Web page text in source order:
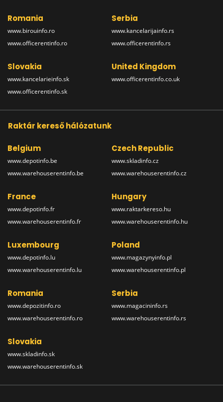
Romania
www.birouinfo.ro
www.officerentinfo.ro
Serbia
www.kancelarijainfo.rs
www.officerentinfo.rs
Slovakia
www.kancelarieinfo.sk
www.officerentinfo.sk
United Kingdom
www.officerentinfo.co.uk
Raktár kereső hálózatunk
Belgium
www.depotinfo.be
www.warehouserentinfo.be
Czech Republic
www.skladinfo.cz
www.warehouserentinfo.cz
France
www.depotinfo.fr
www.warehouserentinfo.fr
Hungary
www.raktarkereso.hu
www.warehouserentinfo.hu
Luxembourg
www.depotinfo.lu
www.warehouserentinfo.lu
Poland
www.magazynyinfo.pl
www.warehouserentinfo.pl
Romania
www.depozitinfo.ro
www.warehouserentinfo.ro
Serbia
www.magacininfo.rs
www.warehouserentinfo.rs
Slovakia
www.skladinfo.sk
www.warehouserentinfo.sk